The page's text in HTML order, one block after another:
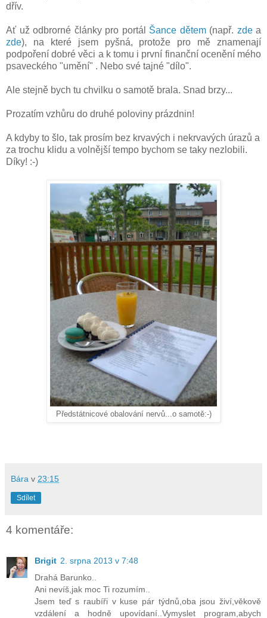
dřív.
Ať už odbrorné články pro portál Šance dětem(např. zde a
zde), na které jsem pyšná, protože pro mě znamenají
podpoření dobré věci a k tomu i první finanční ocenění mého
psaveckého "umění" . Nebo své tajné "dílo".
Ale stejně bych tu chvilku o samotě brala. Snad brzy...
Prozatím vzhůru do druhé poloviny prázdnin!
A kdyby to šlo, tak prosím bez krvavých i nekrvavých úrazů a
za trochu klidu a volnější tempo bychom se taky nezlobili.
Díky! :-)
Předstátnicové obalování nervů...o samotě:-)
Bára v 23:15
Sdílet
4 komentáře:
Brigit 2. srpna 2013 v 7:48
Drahá Barunko..
Ani nevíš,jak moc Ti rozumím..
Jsem teď s raubíři v kuse pár týdnů,oba jsou živí,věkově
vzdálení a hodně upovídaní..Vymyslet program,abych